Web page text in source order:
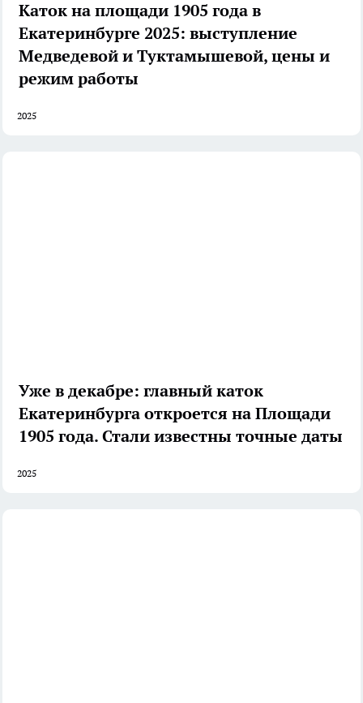
Каток на площади 1905 года в
Екатеринбурге 2025: выступление
Медведевой и Туктамышевой, цены и
режим работы
2025
Уже в декабре: главный каток
Екатеринбурга откроется на Площади
1905 года. Стали известны точные даты
2025